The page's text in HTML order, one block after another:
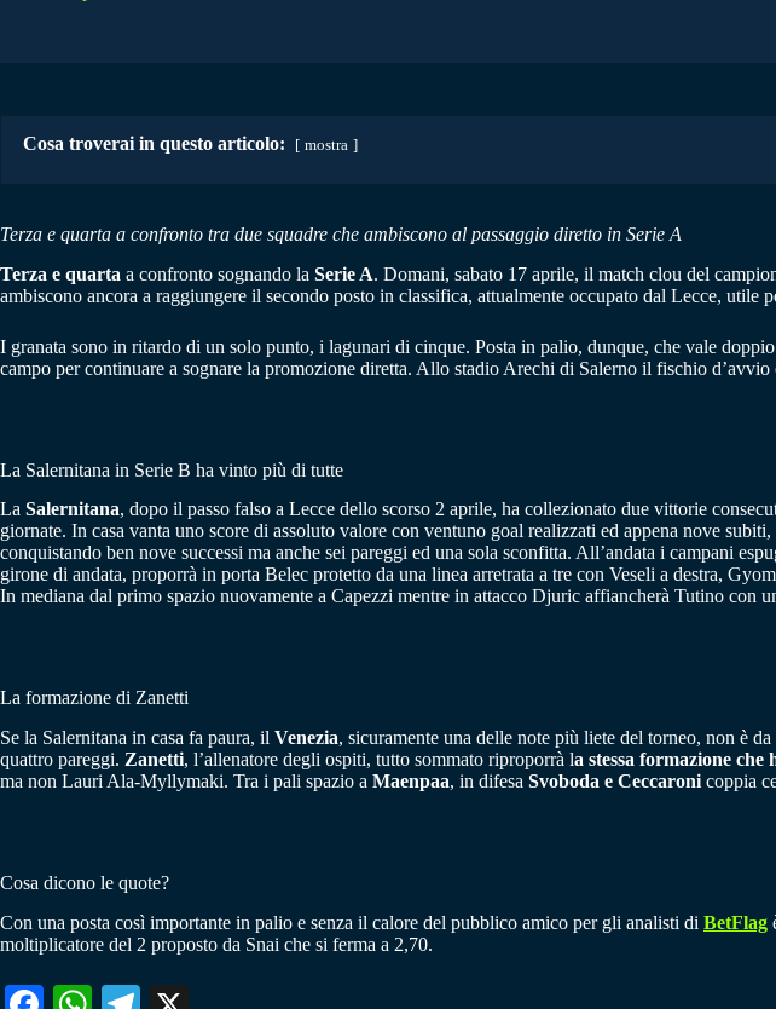
Cosa troverai in questo articolo: mostra
Terza e quarta a confronto tra due squadre che ambiscono al passaggio diretto in Serie A
Terza e quarta a confronto sognando la Serie A. Domani, sabato 17 aprile, il match clou del
ambiscono ancora a raggiungere il secondo posto in classifica, attualmente occupato dal Lecce, utile
I granata sono in ritardo di un solo punto, i lagunari di cinque. Posta in palio, dunque, che vale
campo per continuare a sognare la promozione diretta. Allo stadio Arechi di Salerno il fischio d’avvio
La Salernitana in Serie B ha vinto più di tutte
La Salernitana, dopo il passo falso a Lecce dello scorso 2 aprile, ha collezionato due vittorie
giornate. In casa vanta uno score di assoluto valore con ventuno goal realizzati ed appena nove
conquistando ben nove successi ma anche sei pareggi ed una sola sconfitta. All’andata i campani
girone di andata, proporrà in porta Belec protetto da una linea arretrata a tre con Veseli a destra,
In mediana dal primo spazio nuovamente a Capezzi mentre in attacco Djuric affiancherà Tutino con
La formazione di Zanetti
Se la Salernitana in casa fa paura, il Venezia, sicuramente una delle note più liete del torneo, non è
quattro pareggi. Zanetti, l’allenatore degli ospiti, tutto sommato riproporrà la stessa formazione che
ma non Lauri Ala-Myllymaki. Tra i pali spazio a Maenpaa, in difesa Svoboda e Ceccaroni coppia
Cosa dicono le quote?
Con una posta così importante in palio e senza il calore del pubblico amico per gli analisti di BetFlag
moltiplicatore del 2 proposto da Snai che si ferma a 2,70.